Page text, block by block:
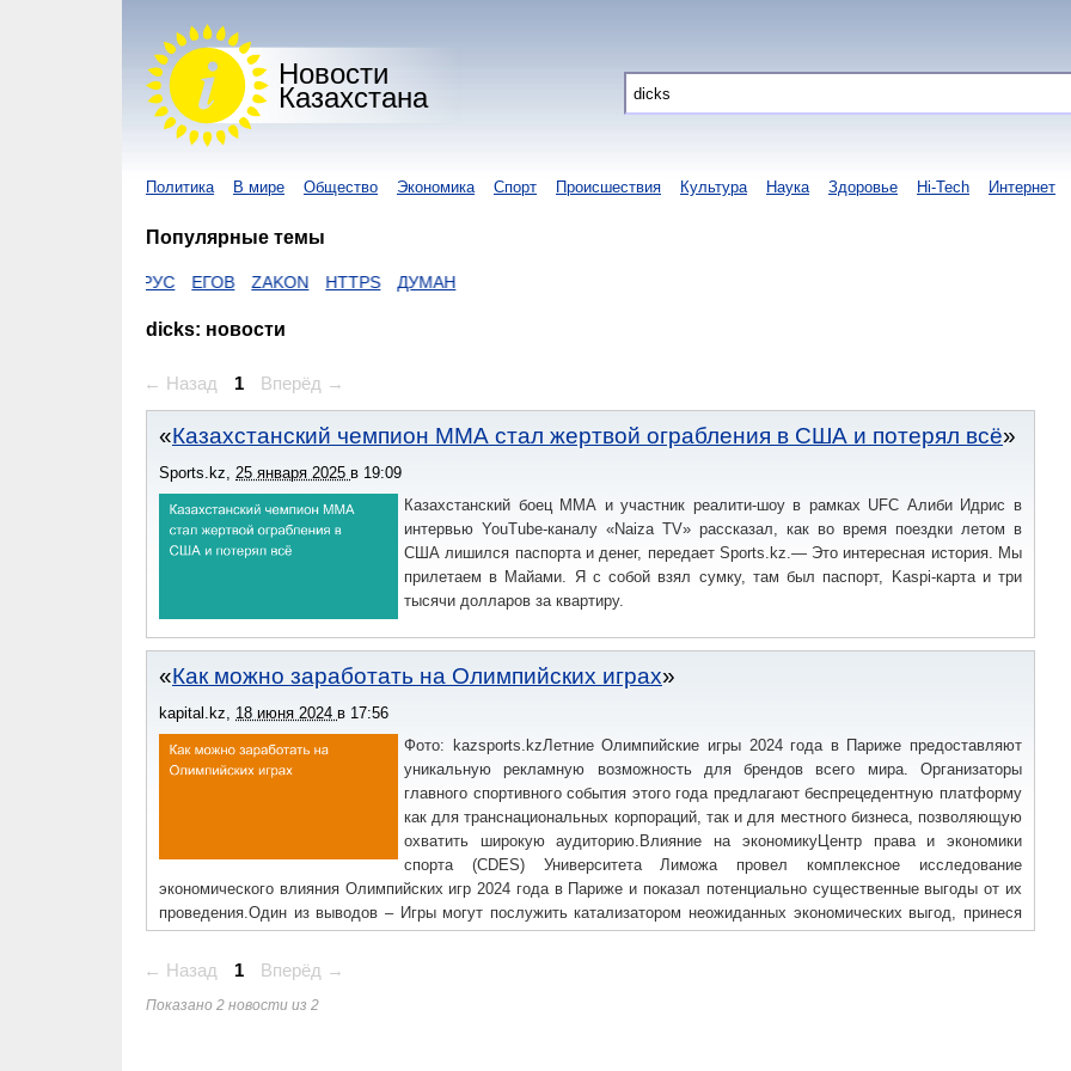
Новости
Казахстана
Политика В мире Общество Экономика Спорт Происшествия Культура Наука Здоровье Hi-Tech Интернет
Популярные темы
КОРОНАВИРУС ЕГОВ ZAKON HTTPS ДУМАН
dicks: новости
← Назад 1 Вперёд →
Казахстанский чемпион ММА стал жертвой ограбления в США и потерял всё
Sports.kz, 25 января 2025 в 19:09
Казахстанский боец ММА и участник реалити-шоу в рамках UFC Алиби Идрис в
интервью YouTube-каналу «Naiza TV» рассказал, как во время поездки летом в
США лишился паспорта и денег, передает Sports.kz.— Это интересная история. Мы
прилетаем в Майами. Я с собой взял сумку, там был паспорт, Kaspi-карта и три
тысячи долларов за квартиру.
Как можно заработать на Олимпийских играх
kapital.kz, 18 июня 2024 в 17:56
Фото: kazsports.kzЛетние Олимпийские игры 2024 года в Париже предоставляют
уникальную рекламную возможность для брендов всего мира. Организаторы
главного спортивного события этого года предлагают беспрецедентную платформу
как для транснациональных корпораций, так и для местного бизнеса, позволяющую
охватить широкую аудиторию.Влияние на экономикуЦентр права и экономики
спорта (CDES) Университета Лиможа провел комплексное исследование
экономического влияния Олимпийских игр 2024 года в Париже и показал потенциально существенные выгоды от их
проведения.Один из выводов – Игры могут послужить катализатором неожиданных экономических выгод, принеся
прибыль в размере 10,7 млрд евро и создав более 250 тыс. рабочих мест в регионе.
← Назад 1 Вперёд →
Показано 2 новости из 2